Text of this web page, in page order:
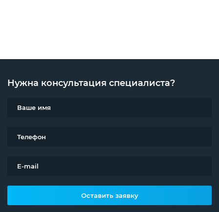
Нужна консультация специалиста?
Оставить заявку